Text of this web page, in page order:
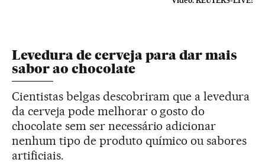
Levedura de cerveja para dar mais
sabor ao chocolate
Cientistas belgas descobriram que a levedura
da cerveja pode melhorar o gosto do
chocolate sem ser necessário adicionar
nenhum tipo de produto químico ou sabores
artificiais.